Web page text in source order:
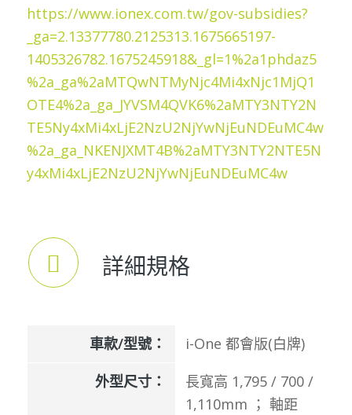
https://www.ionex.com.tw/gov-subsidies?
_ga=2.13377780.2125313.1675665197-
1405326782.1675245918&_gl=1%2a1phdaz5
%2a_ga%2aMTQwNTMyNjc4Mi4xNjc1MjQ1
OTE4%2a_ga_JYVSM4QVK6%2aMTY3NTY2N
TE5Ny4xMi4xLjE2NzU2NjYwNjEuNDEuMC4w
%2a_ga_NKENJXMT4B%2aMTY3NTY2NTE5N
y4xMi4xLjE2NzU2NjYwNjEuNDEuMC4w
詳細規格
車款/型號：
i-One 都會版(白牌)
外型尺寸：
長寬高 1,795 / 700 /
1,110mm ； 軸距